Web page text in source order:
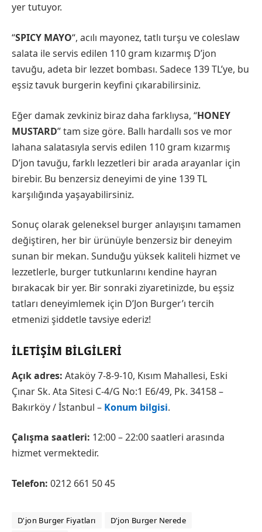
yer tutuyor.
“SPICY MAYO“, acılı mayonez, tatlı turşu ve coleslaw
salata ile servis edilen 110 gram kızarmış D’jon
tavuğu, adeta bir lezzet bombası. Sadece 139 TL’ye, bu
eşsiz tavuk burgerin keyfini çıkarabilirsiniz.
Eğer damak zevkiniz biraz daha farklıysa, “HONEY
MUSTARD” tam size göre. Ballı hardallı sos ve mor
lahana salatasıyla servis edilen 110 gram kızarmış
D’jon tavuğu, farklı lezzetleri bir arada arayanlar için
birebir. Bu benzersiz deneyimi de yine 139 TL
karşılığında yaşayabilirsiniz.
Sonuç olarak geleneksel burger anlayışını tamamen
değiştiren, her bir ürünüyle benzersiz bir deneyim
sunan bir mekan. Sunduğu yüksek kaliteli hizmet ve
lezzetlerle, burger tutkunlarını kendine hayran
bırakacak bir yer. Bir sonraki ziyaretinizde, bu eşsiz
tatları deneyimlemek için D’Jon Burger’ı tercih
etmenizi şiddetle tavsiye ederiz!
İLETIŞIM BILGILERI
Açık adres: Ataköy 7-8-9-10, Kısım Mahallesi, Eski
Çınar Sk. Ata Sitesi C-4/G No:1 E6/49, Pk. 34158 –
Bakırköy / İstanbul – Konum bilgisi.
Çalışma saatleri: 12:00 – 22:00 saatleri arasında
hizmet vermektedir.
Telefon: 0212 661 50 45
D'jon Burger Fiyatları
D'jon Burger Nerede